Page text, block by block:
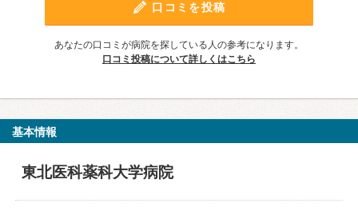
口コミを投稿
あなたの口コミが病院を探している人の参考になります。
口コミ投稿について詳しくはこちら
基本情報
東北医科薬科大学病院